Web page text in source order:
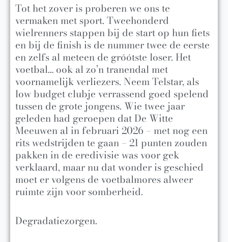
Tot het zover is proberen we ons te
vermaken met sport. Tweehonderd
wielrenners stappen bij de start op hun fiets
en bij de finish is de nummer twee de eerste
en zelfs al meteen de gróótste loser. Het
voetbal… ook al zo’n tranendal met
voornamelijk verliezers. Neem Telstar, als
low budget clubje verrassend goed spelend
tussen de grote jongens. Wie twee jaar
geleden had geroepen dat De Witte
Meeuwen al in februari 2026 – met nog een
rits wedstrijden te gaan – 21 punten zouden
pakken in de eredivisie was voor gek
verklaard, maar nu dat wonder is geschied
moet er volgens de voetbalmores alweer
ruimte zijn voor somberheid.
Degradatiezorgen.